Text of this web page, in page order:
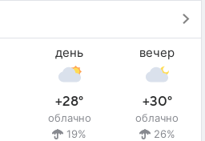
день
+28°
облачно
19%
вечер
+30°
облачно
26%